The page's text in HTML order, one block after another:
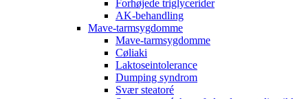
Forhøjede triglycerider
AK-behandling
Mave-tarmsygdomme
Mave-tarmsygdomme
Cøliaki
Laktoseintolerance
Dumping syndrom
Svær steatoré